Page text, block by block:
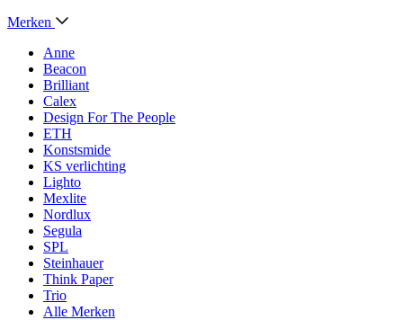
Merken
Anne
Beacon
Brilliant
Calex
Design For The People
ETH
Konstsmide
KS verlichting
Lighto
Mexlite
Nordlux
Segula
SPL
Steinhauer
Think Paper
Trio
Alle Merken